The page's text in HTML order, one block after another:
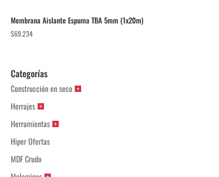
Membrana Aislante Espuma TBA 5mm (1x20m)
$69.234
Categorías
Construcción en seco
Herrajes
Herramientas
Hiper Ofertas
MDF Crudo